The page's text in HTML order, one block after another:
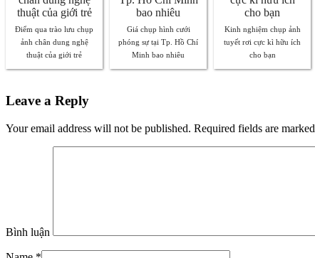
Điểm qua trào lưu chụp
ảnh chân dung nghệ
thuật của giới trẻ
Giá chụp hình cưới
phóng sự tại Tp. Hồ Chí
Minh bao nhiêu
Kinh nghiệm chụp ảnh
tuyết rơi cực kì hữu ích
cho bạn
Leave a Reply
Your email address will not be published. Required fields are marked
Bình luận